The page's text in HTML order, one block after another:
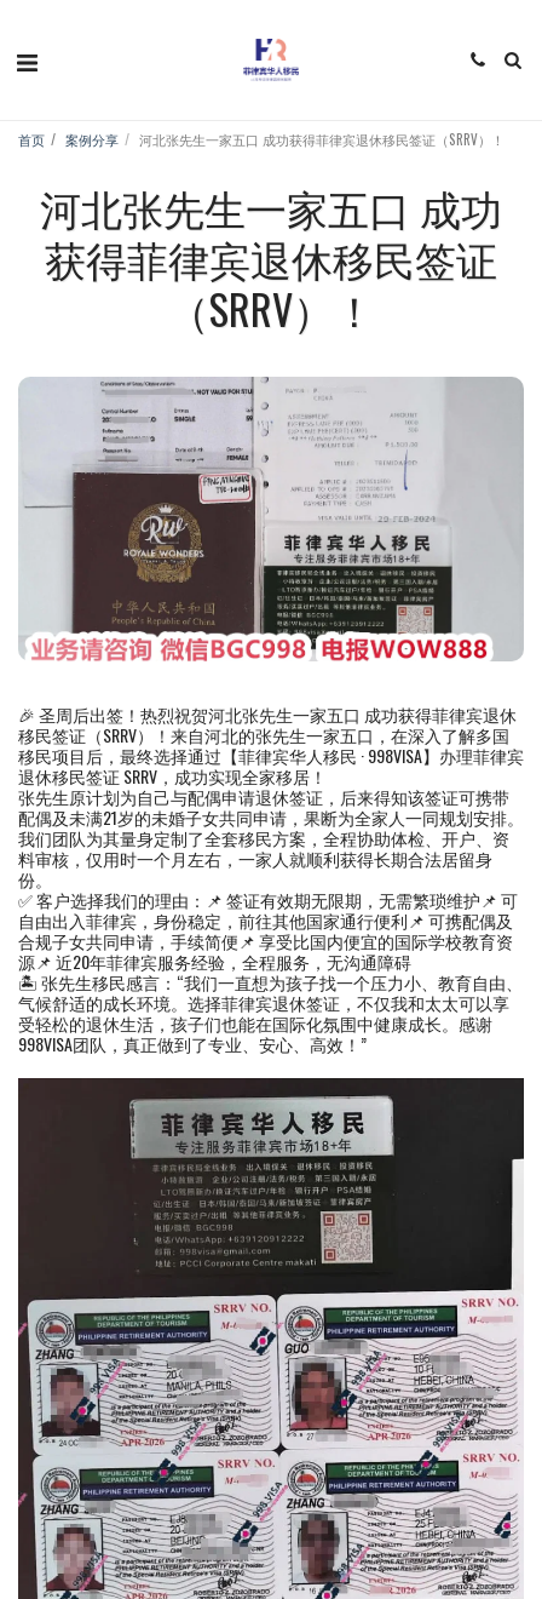
首页 案例分享 河北张先生一家五口 成功获得菲律宾退休移民签证（SRRV）！
河北张先生一家五口 成功
获得菲律宾退休移民签证
（SRRV）！
🎉 圣周后出签！热烈祝贺河北张先生一家五口 成功获得菲律宾退休
移民签证（SRRV）！来自河北的张先生一家五口，在深入了解多国
移民项目后，最终选择通过【菲律宾华人移民 · 998VISA】办理菲律宾
退休移民签证 SRRV，成功实现全家移居！
张先生原计划为自己与配偶申请退休签证，后来得知该签证可携带
配偶及未满21岁的未婚子女共同申请，果断为全家人一同规划安排。
我们团队为其量身定制了全套移民方案，全程协助体检、开户、资
料审核，仅用时一个月左右，一家人就顺利获得长期合法居留身
份。
✅ 客户选择我们的理由：📌 签证有效期无限期，无需繁琐维护📌 可
自由出入菲律宾，身份稳定，前往其他国家通行便利📌 可携配偶及
合规子女共同申请，手续简便📌 享受比国内便宜的国际学校教育资
源📌 近20年菲律宾服务经验，全程服务，无沟通障碍
🏝 张先生移民感言：“我们一直想为孩子找一个压力小、教育自由、
气候舒适的成长环境。选择菲律宾退休签证，不仅我和太太可以享
受轻松的退休生活，孩子们也能在国际化氛围中健康成长。感谢
998VISA团队，真正做到了专业、安心、高效！”